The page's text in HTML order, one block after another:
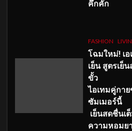
คึกคัก
FASHION
โฉมใหม่! เ
เย็น สูตรเย็
ขั้ว
ไอเทมคู่กา
ซัมเมอร์นี้
เย็นสดชื่นเ
ความหอมย